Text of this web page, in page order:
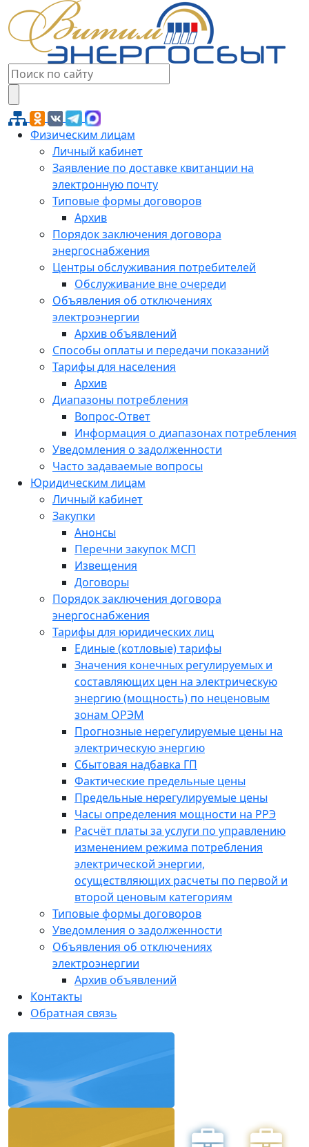
Физическим лицам
Личный кабинет
Заявление по доставке квитанции на
электронную почту
Типовые формы договоров
Архив
Порядок заключения договора
энергоснабжения
Центры обслуживания потребителей
Обслуживание вне очереди
Объявления об отключениях
электроэнергии
Архив объявлений
Способы оплаты и передачи показаний
Тарифы для населения
Архив
Диапазоны потребления
Вопрос-Ответ
Информация о диапазонах потребления
Уведомления о задолженности
Часто задаваемые вопросы
Юридическим лицам
Личный кабинет
Закупки
Анонсы
Перечни закупок МСП
Извещения
Договоры
Порядок заключения договора
энергоснабжения
Тарифы для юридических лиц
Единые (котловые) тарифы
Значения конечных регулируемых и
составляющих цен на электрическую
энергию (мощность) по неценовым
зонам ОРЭМ
Прогнозные нерегулируемые цены на
электрическую энергию
Сбытовая надбавка ГП
Фактические предельные цены
Предельные нерегулируемые цены
Часы определения мощности на РРЭ
Расчёт платы за услуги по управлению
изменением режима потребления
электрической энергии,
осуществляющих расчеты по первой и
второй ценовым категориям
Типовые формы договоров
Уведомления о задолженности
Объявления об отключениях
электроэнергии
Архив объявлений
Контакты
Обратная связь